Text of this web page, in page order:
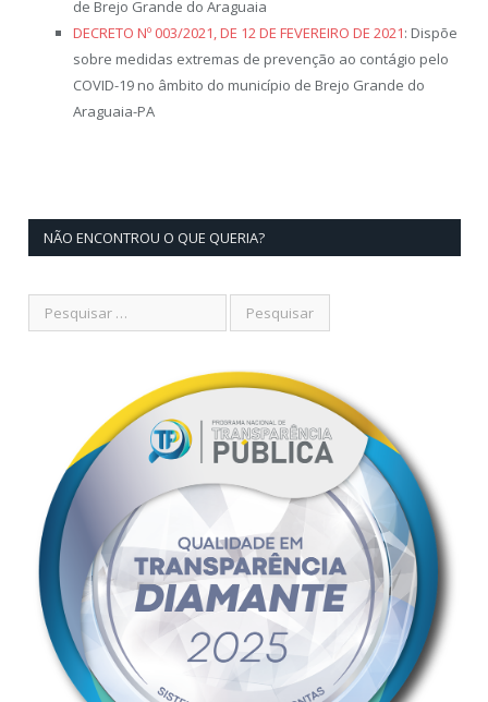
de Brejo Grande do Araguaia
DECRETO Nº 003/2021, DE 12 DE FEVEREIRO DE 2021: Dispõe
sobre medidas extremas de prevenção ao contágio pelo
COVID-19 no âmbito do município de Brejo Grande do
Araguaia-PA
NÃO ENCONTROU O QUE QUERIA?